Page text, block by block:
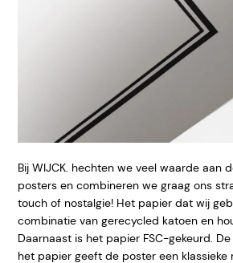
Bij WIJCK. hechten we veel waarde aan
posters en combineren we graag ons
touch of nostalgie! Het papier dat wij
combinatie van gerecycled katoen en
Daarnaast is het papier FSC-gekeurd.
het papier geeft de poster een klassieke